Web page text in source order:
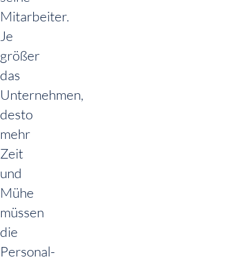
Mitarbeiter.
Je
größer
das
Unternehmen,
desto
mehr
Zeit
und
Mühe
müssen
die
Personal-